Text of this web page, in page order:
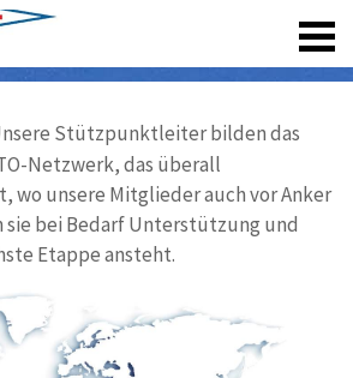
Stützpunktleiter bilden das
Netzwerk, das überall
unsere Mitglieder auch vor Anker
sie bei Bedarf Unterstützung und
Etappe ansteht.